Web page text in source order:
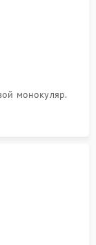
монокуляр.